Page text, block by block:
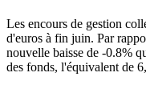
Les encours de gestion
d'euros à fin juin. Par
nouvelle baisse de -0.8%
des fonds, l'équivalent de